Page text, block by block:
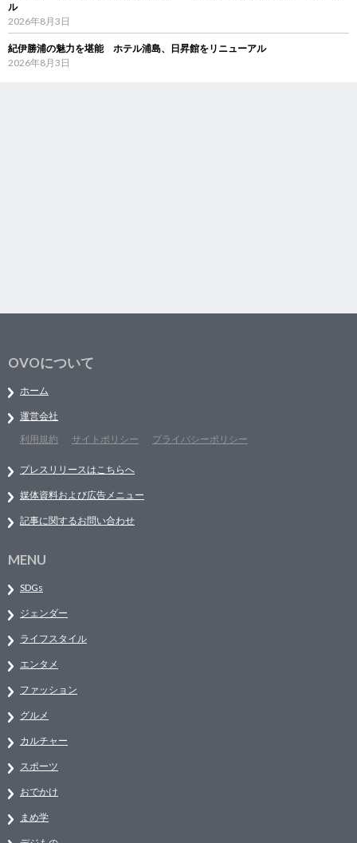
ル
2026年8月3日
紀伊勝浦の魅力を堪能 ホテル浦島、日昇館をリニューアル
2026年8月3日
OVOについて
ホーム
運営会社
利用規約
サイトポリシー プライバシーポリシー
プレスリリースはこちらへ
媒体資料および広告メニュー
記事に関するお問い合わせ
MENU
SDGs
ジェンダー
ライフスタイル
エンタメ
ファッション
グルメ
カルチャー
スポーツ
おでかけ
まめ学